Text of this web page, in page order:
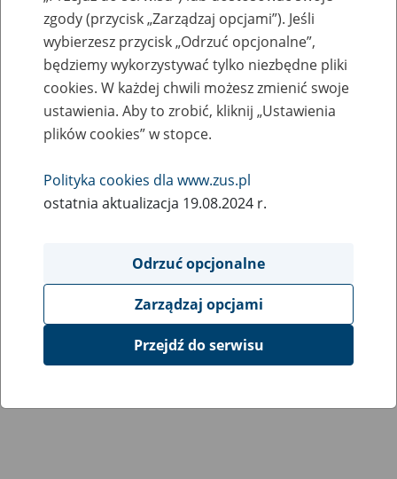
Błąd 404
Przejdź do strony głównej
zgody (przycisk „Zarządzaj opcjami”). Jeśli
wybierzesz przycisk „Odrzuć opcjonalne”,
będziemy wykorzystywać tylko niezbędne pliki
cookies. W każdej chwili możesz zmienić swoje
ustawienia. Aby to zrobić, kliknij „Ustawienia
plików cookies” w stopce.
Polityka cookies dla www.zus.pl
ostatnia aktualizacja 19.08.2024 r.
Odrzuć opcjonalne
Zarządzaj opcjami
Przejdź do serwisu